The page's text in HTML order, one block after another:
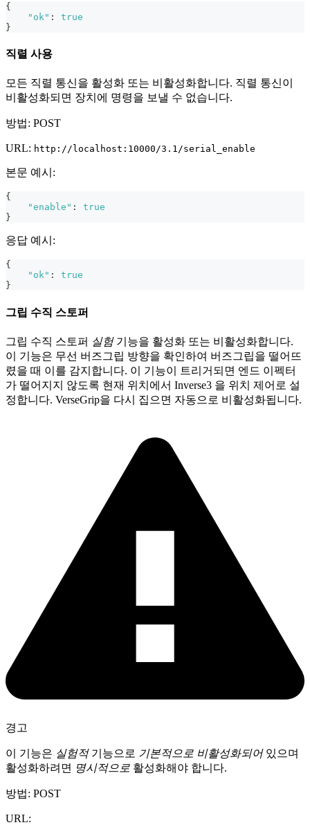
{
"ok" :
true
}
직렬 사용
모든 직렬 통신을 활성화 또는 비활성화합니다. 직렬 통신이
비활성화되면 장치에 명령을 보낼 수 없습니다.
방법: POST
URL: http://localhost:10000/3.1/serial_enable
본문 예시:
{
"enable" :
true
}
응답 예시:
{
"ok" :
true
}
그립 수직 스토퍼
그립 수직 스토퍼 실험기능을 활성화 또는 비활성화합니다.
이 기능은 무선 버즈그립 방향을 확인하여 버즈그립을 떨어뜨
렸을 때 이를 감지합니다. 이 기능이 트리거되면 엔드 이펙터
가 떨어지지 않도록 현재 위치에서 Inverse3 을 위치 제어로 설
정합니다. VerseGrip을 다시 집으면 자동으로 비활성화됩니다.
경고
이 기능은 실험적기능으로 기본적으로 비활성화되어있으며
활성화하려면 명시적으로 활성화해야 합니다.
방법: POST
URL: